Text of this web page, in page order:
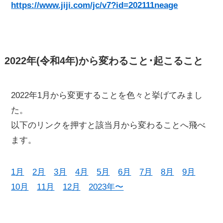
https://www.jiji.com/jc/v7?id=202111neage
2022年(令和4年)から変わること･起こること
2022年1月から変更することを色々と挙げてみまし
た。
以下のリンクを押すと該当月から変わることへ飛べ
ます。
1月 2月 3月 4月 5月 6月 7月 8月
9月
10月
11月 12月 2023年〜